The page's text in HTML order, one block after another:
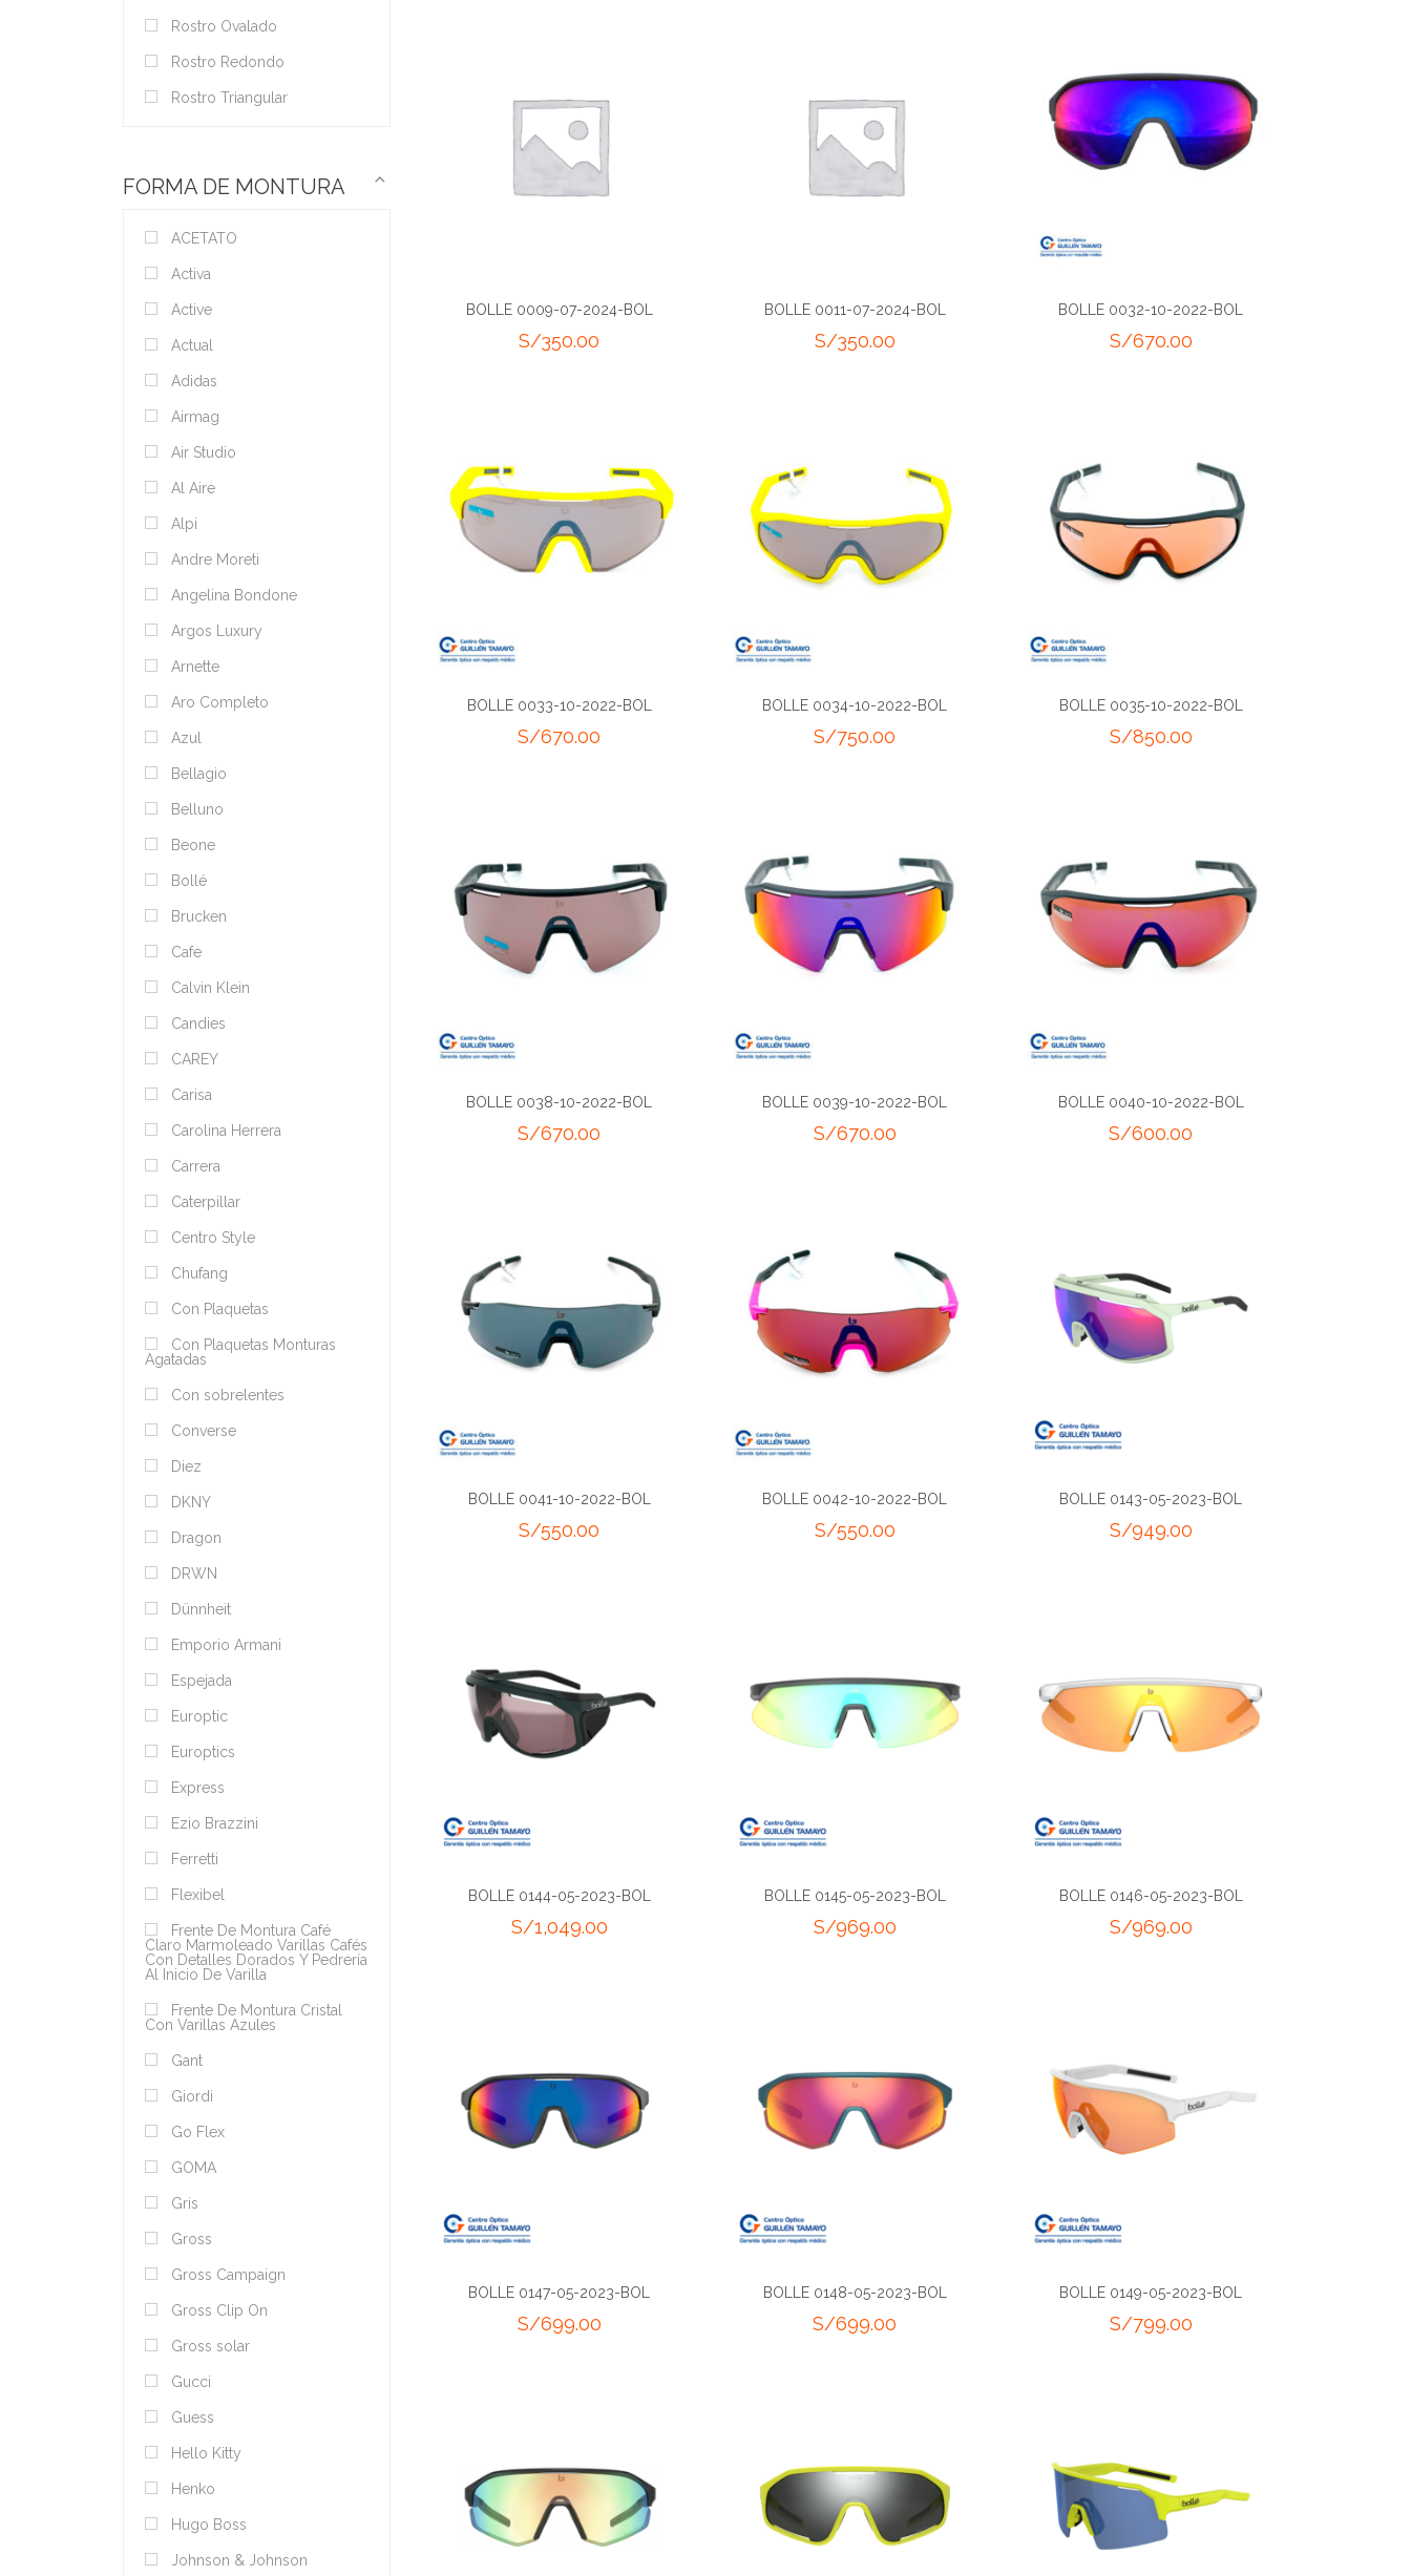
Rostro Ovalado
Rostro Redondo
Rostro Triangular
FORMA DE MONTURA
ACETATO
Activa
Active
Actual
Adidas
Airmag
Air Studio
Al Aire
Alpi
Andre Moreti
Angelina Bondone
Argos Luxury
Arnette
Aro Completo
Azul
Bellagio
Belluno
Beone
Bollé
Brucken
Cafe
Calvin Klein
Candies
CAREY
Carisa
Carolina Herrera
Carrera
Caterpillar
Centro Style
Chufang
Con Plaquetas
Con Plaquetas Monturas
Agatadas
Con sobrelentes
Converse
Diez
DKNY
Dragon
DRWN
Dünnheit
Emporio Armani
Espejada
Europtic
Europtics
Express
Ezio Brazzini
Ferretti
Flexibel
Frente De Montura Café
Claro Marmoleado Varillas Cafés
Con Detalles Dorados Y Pedrería
Al Inicio De Varilla
Frente De Montura Cristal
Con Varillas Azules
Gant
Giordi
Go Flex
GOMA
Gris
Gross
Gross Campaign
Gross Clip On
Gross solar
Gucci
Guess
Hello Kitty
Henko
Hugo Boss
Johnson & Johnson
BOLLE 0009-07-2024-BOL
S/350.00
BOLLE 0011-07-2024-BOL
S/350.00
BOLLE 0032-10-2022-BOL
S/670.00
BOLLE 0033-10-2022-BOL
S/670.00
BOLLE 0034-10-2022-BOL
S/750.00
BOLLE 0035-10-2022-BOL
S/850.00
BOLLE 0038-10-2022-BOL
S/670.00
BOLLE 0039-10-2022-BOL
S/670.00
BOLLE 0040-10-2022-BOL
S/600.00
BOLLE 0041-10-2022-BOL
S/550.00
BOLLE 0042-10-2022-BOL
S/550.00
BOLLE 0143-05-2023-BOL
S/949.00
BOLLE 0144-05-2023-BOL
S/1,049.00
BOLLE 0145-05-2023-BOL
S/969.00
BOLLE 0146-05-2023-BOL
S/969.00
BOLLE 0147-05-2023-BOL
S/699.00
BOLLE 0148-05-2023-BOL
S/699.00
BOLLE 0149-05-2023-BOL
S/799.00